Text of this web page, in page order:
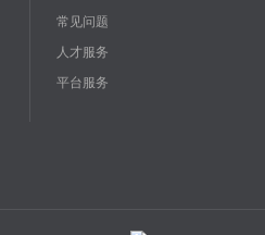
常见问题
人才服务
平台服务